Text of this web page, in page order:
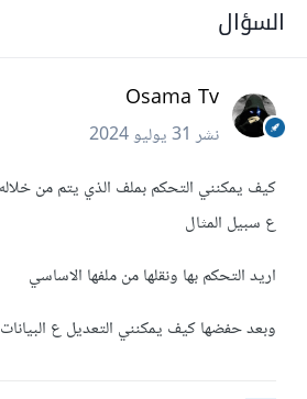
السؤال
Osama Tv
نشر31 يوليو 2024
ع سبيل المثال
اريد التحكم بها ونقلها من ملفها الاساسي
وبعد حفضها كيف يمكنني التعديل ع البيانات